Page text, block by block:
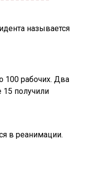
называется
100 рабочих. Два
15 получили
в реанимации.